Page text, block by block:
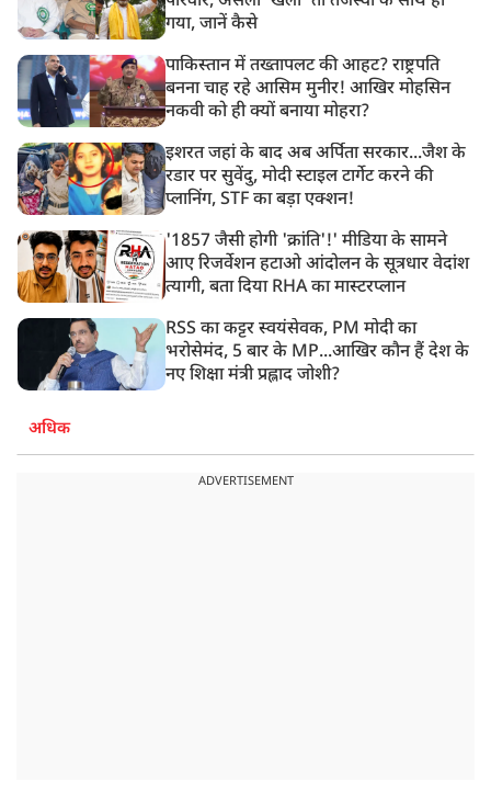
गया, जानें कैसे
पाकिस्तान में तख्तापलट की आहट? राष्ट्रपति
बनना चाह रहे आसिम मुनीर! आखिर मोहसिन
नकवी को ही क्यों बनाया मोहरा?
इशरत जहां के बाद अब अर्पिता सरकार...जैश के
रडार पर सुवेंदु, मोदी स्टाइल टार्गेट करने की
प्लानिंग, STF का बड़ा एक्शन!
'1857 जैसी होगी 'क्रांति'!' मीडिया के सामने
आए रिजर्वेशन हटाओ आंदोलन के सूत्रधार वेदांश
त्यागी, बता दिया RHA का मास्टरप्लान
RSS का कट्टर स्वयंसेवक, PM मोदी का
भरोसेमंद, 5 बार के MP...आखिर कौन हैं देश के
नए शिक्षा मंत्री प्रह्लाद जोशी?
अधिक
ADVERTISEMENT